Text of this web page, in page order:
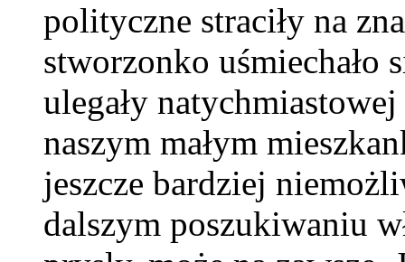
polityczne straciły na
stworzonko uśmiechało
ulegały
naszym małym
jeszcze bardziej
dalszym poszukiwaniu